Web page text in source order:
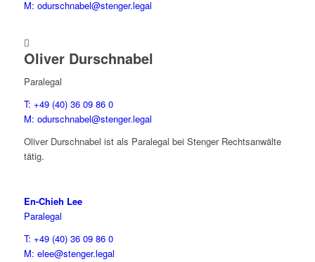
M: odurschnabel@stenger.legal

Oliver Durschnabel
Paralegal
T: +49 (40) 36 09 86 0
M: odurschnabel@stenger.legal
Oliver Durschnabel ist als Paralegal bei Stenger Rechtsanwälte
tätig.
En-Chieh Lee
Paralegal
T: +49 (40) 36 09 86 0
M: elee@stenger.legal